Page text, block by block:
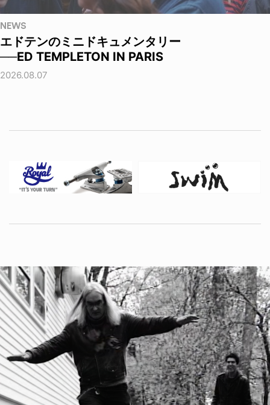
NEWS
エドテンのミニドキュメンタリー
──ED TEMPLETON IN PARIS
2026.08.07